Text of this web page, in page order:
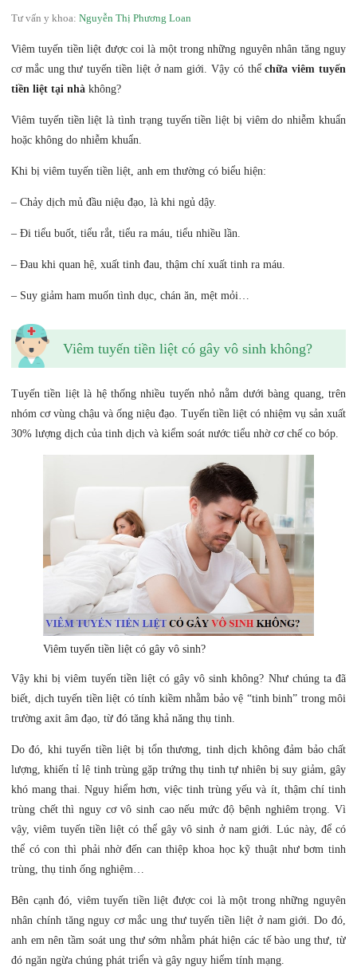
Tư vấn y khoa: Nguyễn Thị Phương Loan
Viêm tuyến tiền liệt được coi là một trong những nguyên nhân tăng nguy
cơ mắc ung thư tuyến tiền liệt ở nam giới. Vậy có thểchữa viêm tuyến
tiền liệt tại nhà không?
Viêm tuyến tiền liệt là tình trạng tuyến tiền liệt bị viêm do nhiễm khuẩn
hoặc không do nhiễm khuẩn.
Khi bị viêm tuyến tiền liệt, anh em thường có biểu hiện:
– Chảy dịch mủ đầu niệu đạo, là khi ngủ dậy.
– Đi tiểu buốt, tiểu rắt, tiểu ra máu, tiểu nhiều lần.
– Đau khi quan hệ, xuất tinh đau, thậm chí xuất tinh ra máu.
– Suy giảm ham muốn tình dục, chán ăn, mệt mỏi…
Viêm tuyến tiền liệt có gây vô sinh không?
Tuyến tiền liệt là hệ thống nhiều tuyến nhỏ nằm dưới bàng quang, trên
nhóm cơ vùng chậu và ống niệu đạo. Tuyến tiền liệt có nhiệm vụ sản xuất
30% lượng dịch của tinh dịch và kiểm soát nước tiểu nhờ cơ chế co bóp.
Viêm tuyến tiền liệt có gây vô sinh?
Vậy khi bị viêm tuyến tiền liệt có gây vô sinh không? Như chúng ta đã
biết, dịch tuyến tiền liệt có tính kiềm nhằm bảo vệ “tinh binh” trong môi
trường axit âm đạo, từ đó tăng khả năng thụ tinh.
Do đó, khi tuyến tiền liệt bị tổn thương, tinh dịch không đảm bảo chất
lượng, khiến tỉ lệ tinh trùng gặp trứng thụ tinh tự nhiên bị suy giảm, gây
khó mang thai. Nguy hiểm hơn, việc tinh trùng yếu và ít, thậm chí tinh
trùng chết thì nguy cơ vô sinh cao nếu mức độ bệnh nghiêm trọng. Vì
vậy, viêm tuyến tiền liệt có thể gây vô sinh ở nam giới. Lúc này, để có
thể có con thì phải nhờ đến can thiệp khoa học kỹ thuật như bơm tinh
trùng, thụ tinh ống nghiệm…
Bên cạnh đó, viêm tuyến tiền liệt được coi là một trong những nguyên
nhân chính tăng nguy cơ mắc ung thư tuyến tiền liệt ở nam giới. Do đó,
anh em nên tầm soát ung thư sớm nhằm phát hiện các tế bào ung thư, từ
đó ngăn ngừa chúng phát triển và gây nguy hiểm tính mạng.